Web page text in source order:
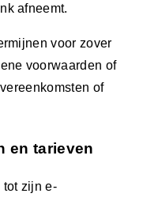
afneemt.
voor zover
voorwaarden of
of
en tarieven
tot zijn e-